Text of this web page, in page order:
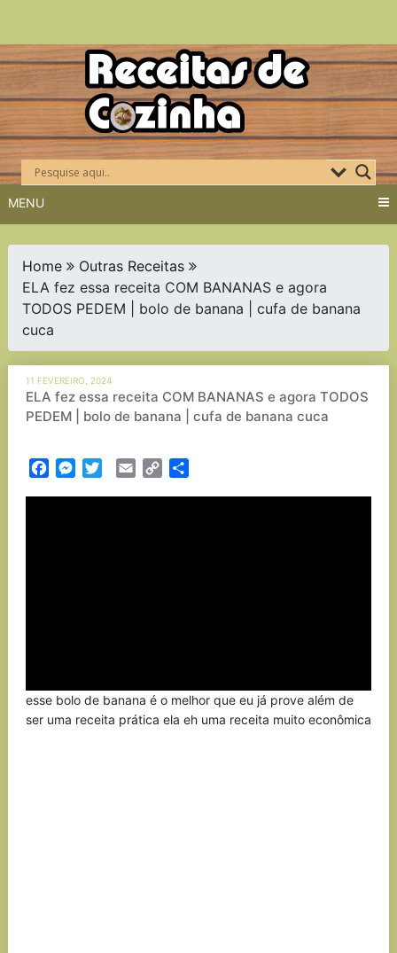
Skip
to
content
MENU
Home
Outras Receitas
ELA fez essa receita COM BANANAS e agora
TODOS PEDEM | bolo de banana | cufa de banana
cuca
11 FEVEREIRO, 2024
ELA fez essa receita COM BANANAS e agora TODOS
PEDEM | bolo de banana | cufa de banana cuca
FacebookMessenger
TwitterEmail Copy
esse bolo de banana é o melhor que eu já prove além de
ser uma receita prática ela eh uma receita muito econômica